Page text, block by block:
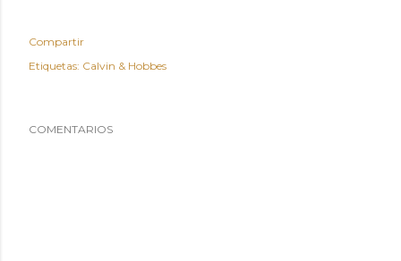
Compartir
Etiquetas: Calvin & Hobbes
COMENTARIOS